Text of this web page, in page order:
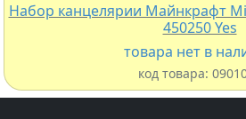
Набор канцелярии Майнкрафт
450250 Yes
товара нет в
код товара: